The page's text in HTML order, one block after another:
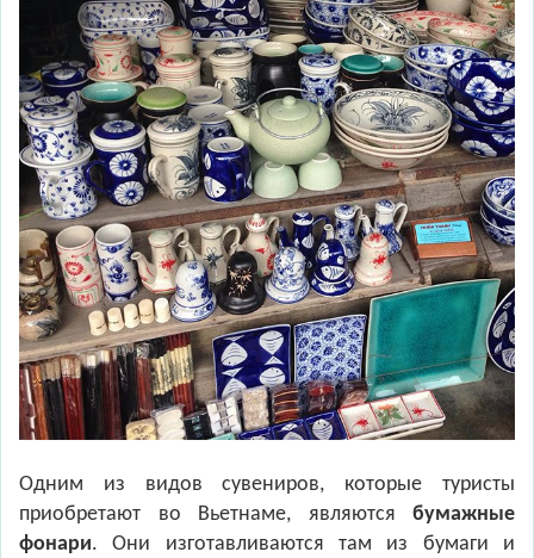
Одним из видов сувениров, которые туристы
приобретают во Вьетнаме, являются бумажные
фонари. Они изготавливаются там из бумаги и